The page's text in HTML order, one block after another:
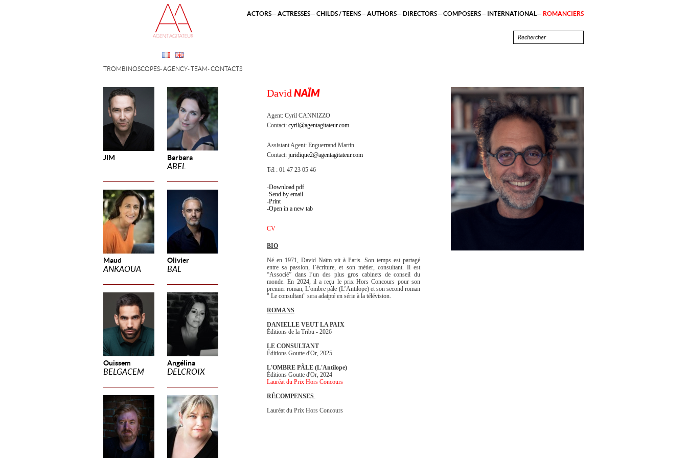
JIM Barbara
ABEL
Maud
ANKAOUA
Olivier
BAL
Ouissem
BELGACEM
Angélina
DELCROIX
TROMBINOSCOPES AGENCY TEAM CONTACTS
ACTORS ACTRESSES CHILDS / TEENS AUTHORS DIRECTORS COMPOSERS INTERNATIONAL ROMANCIERS
David NAÏM
Agent: Cyril CANNIZZO
Contact: cyril@agentagitateur.com
Assistant Agent: Enguerrand Martin
Contact: juridique2@agentagitateur.com
Tél : 01 47 23 05 46
Download pdf
Send by email
Print
Open in a new tab
CV
BIO
Né en 1971, David Naïm vit à Paris. Son temps est partagé
entre sa passion, l’écriture, et son métier, consultant. Il est
“Associé” dans l’un des plus gros cabinets de conseil du
monde. En 2024, il a reçu le prix Hors Concours pour son
premier roman, L’ombre pâle (L’Antilope) et son second roman
" Le consultant" sera adatpté en série à la télévision.
ROMANS
DANIELLE VEUT LA PAIX
Éditions de la Tribu - 2026
LE CONSULTANT
Éditions Goutte d'Or, 2025
L'OMBRE PÂLE (L'Antilope)
Éditions Goutte d'Or, 2024
Lauréat du Prix Hors Concours
RÉCOMPENSES
Lauréat du Prix Hors Concours